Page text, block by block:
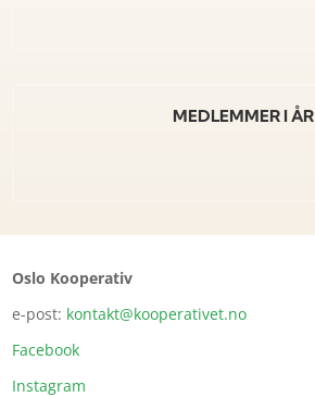
MEDLEMMER I ÅR
Oslo Kooperativ
e-post: kontakt@kooperativet.no
Facebook
Instagram